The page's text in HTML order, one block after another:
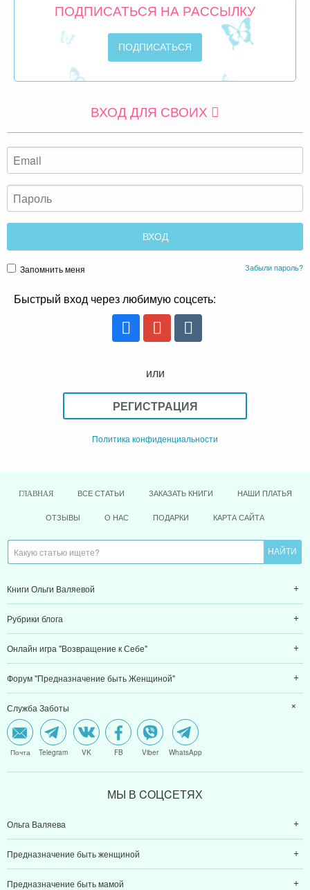
ПОДПИСАТЬСЯ НА РАССЫЛКУ
ВХОД ДЛЯ СВОИХ
Запомнить меня Забыли пароль?
Быстрый вход через любимую соцсеть:
или
РЕГИСТРАЦИЯ
Политика конфиденциальности
ГЛАВНАЯ ВСЕ СТАТЬИ ЗАКАЗАТЬ КНИГИ НАШИ ПЛАТЬЯ
ОТЗЫВЫ О НАС ПОДАРКИ КАРТА САЙТА
Книги Ольги Валяевой
Рубрики блога
Онлайн игра "Возвращение к Себе"
Форум "Предназначение быть Женщиной"
Служба Заботы
Почта Telegram VK FB Viber WhatsApp
МЫ В CОЦCЕТЯХ
Ольга Валяева
Предназначение быть женщиной
Предназначение быть мамой